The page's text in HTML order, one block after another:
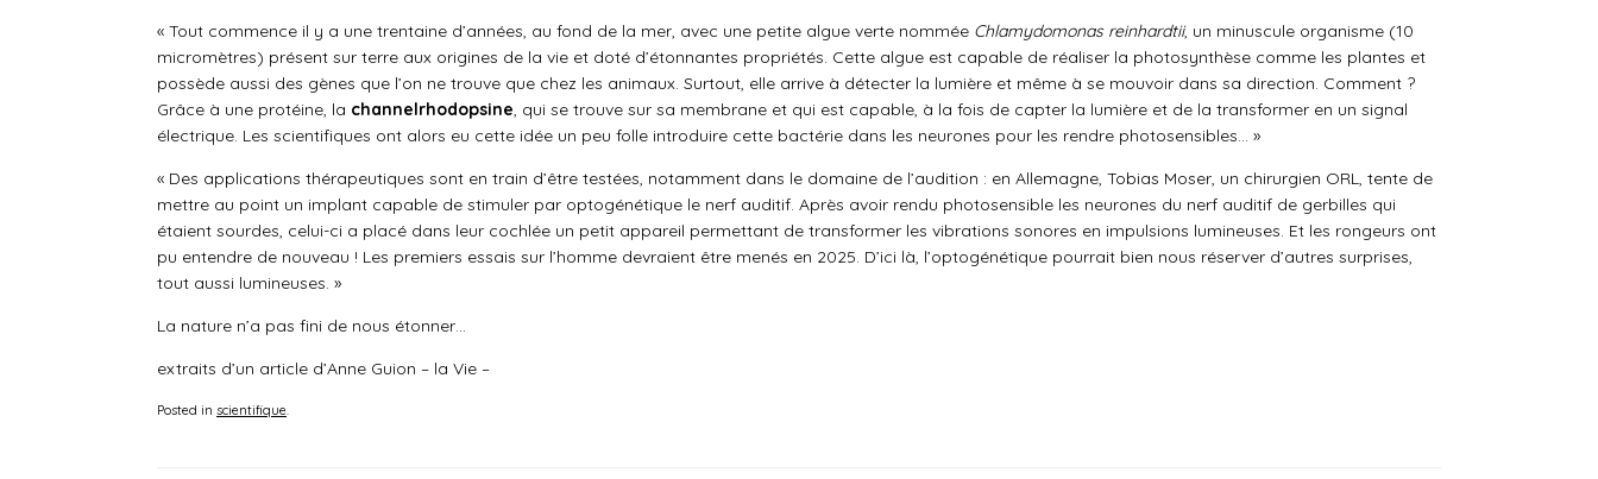
« Tout commence il y a une trentaine d’années, au fond de la mer, avec une petite algue verte nommée Chlamydomonas reinhardtii, un minuscule organisme (10
micromètres) présent sur terre aux origines de la vie et doté d’étonnantes propriétés. Cette algue est capable de réaliser la photosynthèse comme les plantes et
possède aussi des gènes que l’on ne trouve que chez les animaux. Surtout, elle arrive à détecter la lumière et même à se mouvoir dans sa direction. Comment ?
Grâce à une protéine, la channelrhodopsine , qui se trouve sur sa membrane et qui est capable, à la fois de capter la lumière et de la transformer en un signal
électrique. Les scientifiques ont alors eu cette idée un peu folle introduire cette bactérie dans les neurones pour les rendre photosensibles… »
« Des applications thérapeutiques sont en train d’être testées, notamment dans le domaine de l’audition : en Allemagne, Tobias Moser, un chirurgien ORL, tente de
mettre au point un implant capable de stimuler par optogénétique le nerf auditif. Après avoir rendu photosensible les neurones du nerf auditif de gerbilles qui
étaient sourdes, celui-ci a placé dans leur cochlée un petit appareil permettant de transformer les vibrations sonores en impulsions lumineuses. Et les rongeurs ont
pu entendre de nouveau ! Les premiers essais sur l’homme devraient être menés en 2025. D’ici là, l’optogénétique pourrait bien nous réserver d’autres surprises,
tout aussi lumineuses. »
La nature n’a pas fini de nous étonner…
extraits d’un article d’Anne Guion – la Vie –
Posted in scientifique.